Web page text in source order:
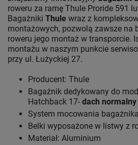
roweru za ramę Thule Proride 591
Bagażniki Thule wraz z
montażowych, pozwolą zawsze na
roweru jego montaż w transporcie.
montażu w naszym punkcie
przy ul. Łużyckiej 27.
Producent: Thule
Bagażnik dedykowany do
Hatchback 17- dach normalny
System mocowania
Belki wyposażone w listwy z
Materiał: Aluminium